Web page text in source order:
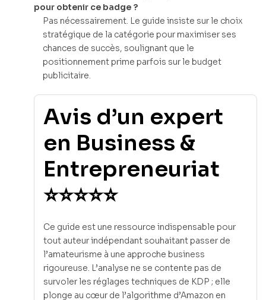
pour obtenir ce badge ?
Pas nécessairement. Le guide insiste sur le choix
stratégique de la catégorie pour maximiser ses
chances de succès, soulignant que le
positionnement prime parfois sur le budget
publicitaire.
Avis d’un expert
en Business &
Entrepreneuriat
⭐⭐⭐⭐⭐
Ce guide est une ressource indispensable pour
tout auteur indépendant souhaitant passer de
l’amateurisme à une approche business
rigoureuse. L’analyse ne se contente pas de
survoler les réglages techniques de KDP ; elle
plonge au cœur de l’algorithme d’Amazon en